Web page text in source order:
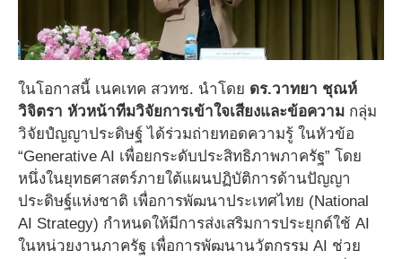
ในโอกาสนี้ เนคเทค สวทช. นำโดย ดร.วาทยา ชุณห์
วิจิตรา หัวหน้าทีมวิจัยการเข้าใจเสียงและข้อความ กลุ่ม
วิจัยปํญญาประดิษฐ์ ได้ร่วมถ่ายทอดความรู้ ในหัวข้อ
“Generative AI เพื่อยกระดับประสิทธิภาพภาครัฐ” โดย
หนึ่งในยุทธศาสตร์ภายใต้แผนปฏิบัติการด้านปัญญา
ประดิษฐ์แห่งชาติ เพื่อการพัฒนาประเทศไทย (National
AI Strategy) กำหนดให้มีการส่งเสริมการประยุกต์ใช้ AI
ในหน่วยงานภาครัฐ เพื่อการพัฒนานวัตกรรม AI ช่วย